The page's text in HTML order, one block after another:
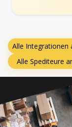
Alle Integrationen
Alle Spediteure